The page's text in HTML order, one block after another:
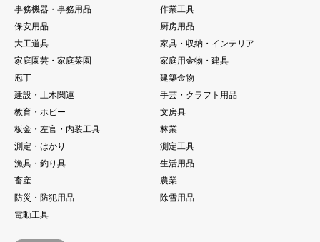
事務機器・事務用品
作業工具
保安用品
厨房用品
大工道具
家具・収納・インテリア
家庭園芸・家庭菜園
家庭用金物・建具
庖丁
建築金物
建設・土木関連
手芸・クラフト用品
教育・ホビー
文房具
板金・左官・内装工具
林業
測定・はかり
測定工具
漁具・釣り具
生活用品
畜産
農業
防災・防犯用品
除雪用品
電動工具